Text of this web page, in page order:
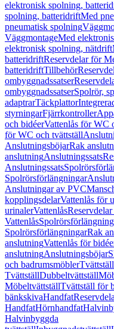
elektronisk spolning,
spolning, batteridriftMed
pneumatisk spolning
VäggmontageMed
elektronisk spolning, nätdrift
batteridriftReservdelar för
batteridriftTillbehör
ombyggnadssatser
ombyggnadssatserSpolrör,
adaptrarTäckplattor
styrningarFjärrkontroller
och bidéerVattenlås för WC
för WC och tvättställ
AnslutningsböjarRak
anslutningAnslutningssats
Anslutningssats
Spolrörsförlängningar
Anslutningar av PVC
kopplingsdelarVattenlås för
urinalerVattenlås
Vattenlås
SpolrörsförlängningarRak
anslutningVattenlås för
anslutningAnslutningsböjar
och badrumsmöblerTvättställ
TvättställDubbeltvättställ
MöbeltvättställTvättställ för
bänkskivaHandfat
HandfatHörnhandfat
Halvinbyggda